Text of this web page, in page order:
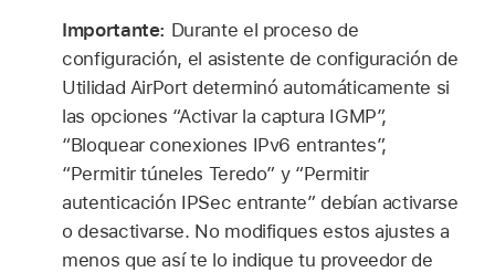
Importante: Durante el proceso de
configuración, el asistente de configuración de
Utilidad AirPort determinó automáticamente si
las opciones “Activar la captura IGMP”,
“Bloquear conexiones IPv6 entrantes”,
“Permitir túneles Teredo” y “Permitir
autenticación IPSec entrante” debían activarse
o desactivarse. No modifiques estos ajustes a
menos que así te lo indique tu proveedor de